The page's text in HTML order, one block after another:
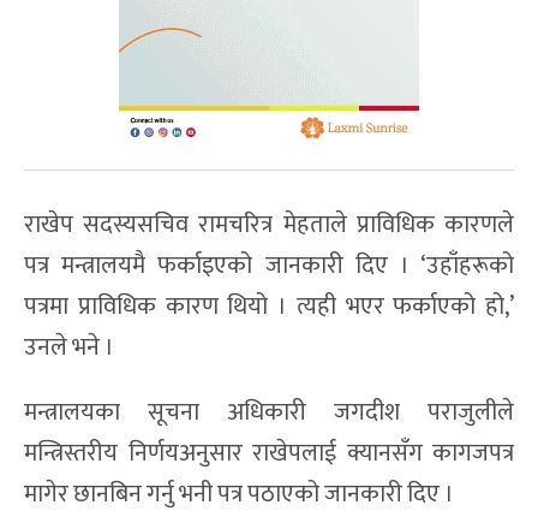
राखेप सदस्यसचिव रामचरित्र मेहताले प्राविधिक कारणले
पत्र मन्त्रालयमै फर्काइएको जानकारी दिए । ‘उहाँहरूको
पत्रमा प्राविधिक कारण थियो । त्यही भएर फर्काएको हो,’
उनले भने ।
मन्त्रालयका सूचना अधिकारी जगदीश पराजुलीले
मन्त्रिस्तरीय निर्णयअनुसार राखेपलाई क्यानसँग कागजपत्र
मागेर छानबिन गर्नु भनी पत्र पठाएको जानकारी दिए ।